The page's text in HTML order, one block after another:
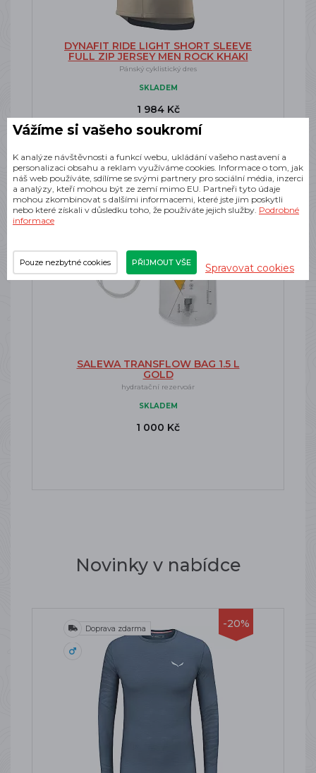
DYNAFIT RIDE LIGHT SHORT SLEEVE
FULL ZIP JERSEY MEN ROCK KHAKI
Pánský cyklistický dres
SKLADEM
1 984 Kč
SALEWA TRANSFLOW BAG 1.5 L
GOLD
hydratační rezervoár
SKLADEM
1 000 Kč
Novinky v nabídce
-20%
Doprava zdarma
Vážíme si vašeho soukromí
K analýze návštěvnosti a funkcí webu, ukládání vašeho nastavení a
personalizaci obsahu a reklam využíváme cookies. Informace o tom, jak
náš web používáte, sdílíme se svými partnery pro sociální média, inzerci
a analýzy, kteří mohou být ze zemí mimo EU. Partneři tyto údaje
mohou zkombinovat s dalšími informacemi, které jste jim poskytli
nebo které získali v důsledku toho, že používáte jejich služby. Podrobné
informace
Pouze nezbytné cookies PŘIJMOUT VŠE Spravovat cookies